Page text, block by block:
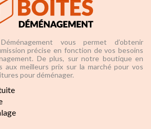
vous permet d’obtenir
précise en fonction de vos besoins
De plus, sur notre boutique en
aux meilleurs prix sur la marché pour vos
pour déménager.